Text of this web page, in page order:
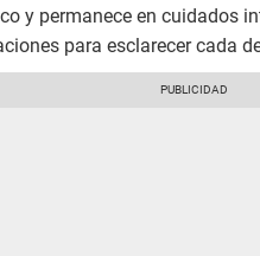
y permanece en cuidados
para esclarecer cada